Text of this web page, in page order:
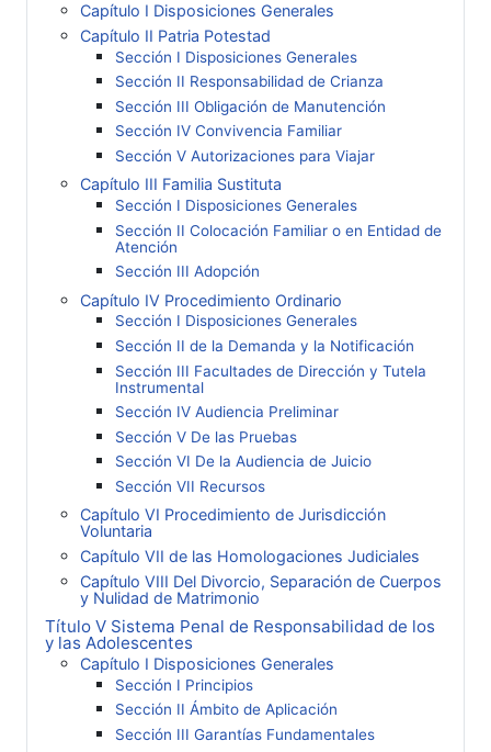
Capítulo I Disposiciones Generales
Capítulo II Patria Potestad
Sección I Disposiciones Generales
Sección II Responsabilidad de Crianza
Sección III Obligación de Manutención
Sección IV Convivencia Familiar
Sección V Autorizaciones para Viajar
Capítulo III Familia Sustituta
Sección I Disposiciones Generales
Sección II Colocación Familiar o en Entidad de
Atención
Sección III Adopción
Capítulo IV Procedimiento Ordinario
Sección I Disposiciones Generales
Sección II de la Demanda y la Notificación
Sección III Facultades de Dirección y Tutela
Instrumental
Sección IV Audiencia Preliminar
Sección V De las Pruebas
Sección VI De la Audiencia de Juicio
Sección VII Recursos
Capítulo VI Procedimiento de Jurisdicción
Voluntaria
Capítulo VII de las Homologaciones Judiciales
Capítulo VIII Del Divorcio, Separación de Cuerpos
y Nulidad de Matrimonio
Título V Sistema Penal de Responsabilidad de los
y las Adolescentes
Capítulo I Disposiciones Generales
Sección I Principios
Sección II Ámbito de Aplicación
Sección III Garantías Fundamentales